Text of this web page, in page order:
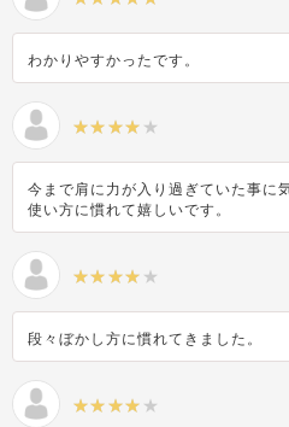
わかりやすかったです。
今まで肩に力が入り過ぎていた事に
使い方に慣れて嬉しいです。
段々ぼかし方に慣れてきました。